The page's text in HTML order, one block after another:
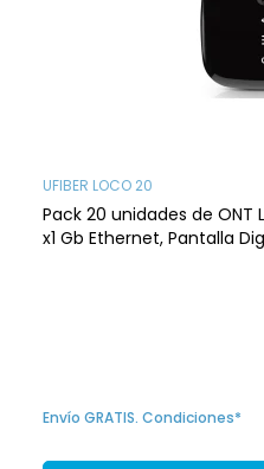
UFIBER LOCO 20
Pack 20 unidades de ONT
x1 Gb Ethernet, Pantalla
Envío GRATIS. Condiciones*